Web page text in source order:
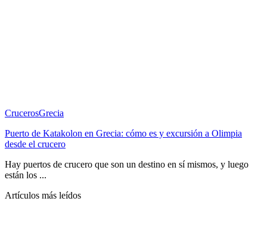
CrucerosGrecia
Puerto de Katakolon en Grecia: cómo es y excursión a Olimpia
desde el crucero
Hay puertos de crucero que son un destino en sí mismos, y luego
están los ...
Artículos más leídos